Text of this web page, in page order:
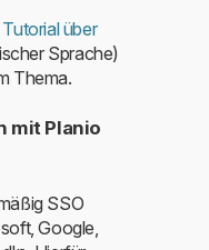
Tutorial über
Sprache)
Thema.
mit Planio
SSO
Google,